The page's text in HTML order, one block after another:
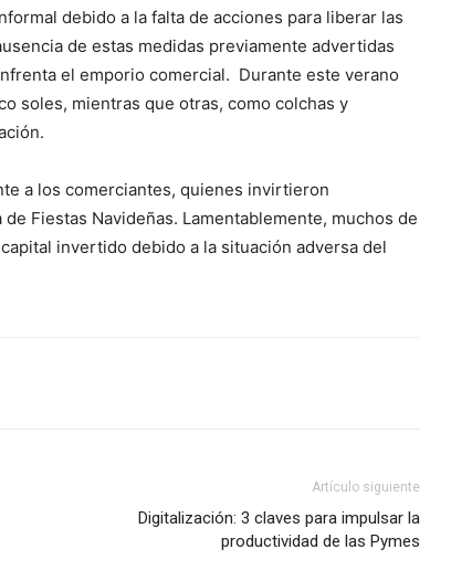
debido a la falta de acciones para liberar las
de estas medidas previamente advertidas
el emporio comercial. Durante este verano
soles, mientras que otras, como colchas y
a los comerciantes, quienes invirtieron
Fiestas Navideñas. Lamentablemente, muchos de
invertido debido a la situación adversa del
Artículo siguiente
Digitalización: 3 claves para impulsar la
productividad de las Pymes